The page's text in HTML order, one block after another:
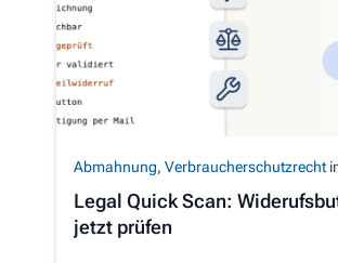
Abmahnung, Verbraucherschutzrecht
Legal Quick Scan:
jetzt prüfen